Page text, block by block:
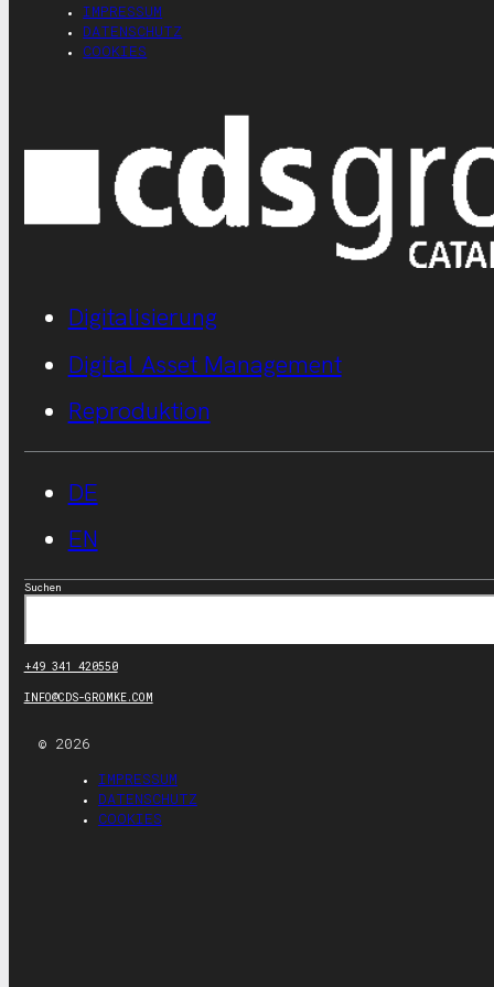
IMPRESSUM
DATENSCHUTZ
COOKIES
Digitalisierung
Digital Asset Management
Reproduktion
DE
EN
Suchen
+49 341 420550
INFO@CDS-GROMKE.COM
© 2026
IMPRESSUM
DATENSCHUTZ
COOKIES